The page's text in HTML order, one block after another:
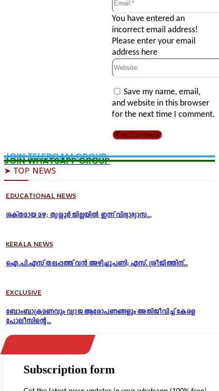
Email:*
You have entered an
incorrect email address!
Please enter your email
address here
Save my name, email,
and website in this browser
for the next time I comment.
JOIN TELERGAM GROUP
JOIN WHATSAPP GROUP
➤ TOP NEWS
EDUCATIONAL NEWS
ശക്തമായ മഴ; തൃശ്ശൂർ ജില്ലയിൽ ഇന്ന് വിദ്യാഭ്യാസ...
KERALA NEWS
ഐ.പി.എസ് തലപ്പത്ത് വൻ അഴിച്ചുപണി; എസ്. ശ്രീജിത്തിന്...
EXCLUSIVE
ബോംബാക്രമണവും വ്യാജ ആരോപണങ്ങളും അതിജീവിച്ച് കേരള
പോലീസിന്റെ...
Subscription form